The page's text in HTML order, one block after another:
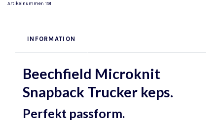
Artikelnummer: 191
INFORMATION
Beechfield Microknit
Snapback Trucker keps.
Perfekt passform.